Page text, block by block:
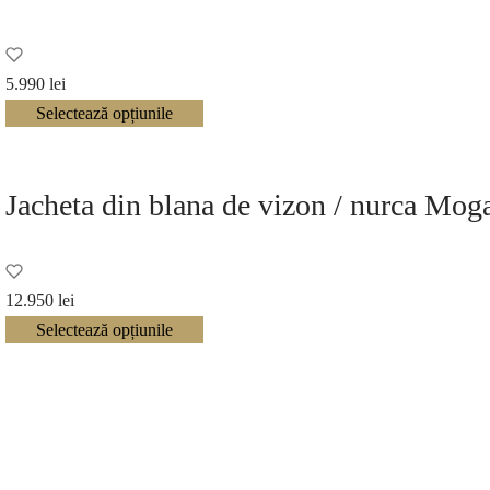
5.990 lei
Selectează opțiunile
Jacheta din blana de vizon / nurca
12.950 lei
Selectează opțiunile